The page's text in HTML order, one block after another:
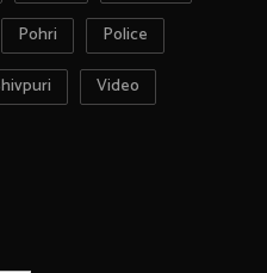
Pohri
Police
Video